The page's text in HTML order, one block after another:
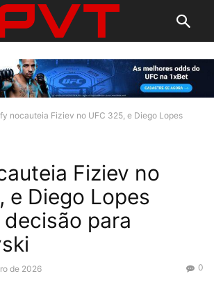
nocauteia Fiziev no UFC 325, e Diego Lopes
Fiziev no
e Diego Lopes
para
de 2026 0